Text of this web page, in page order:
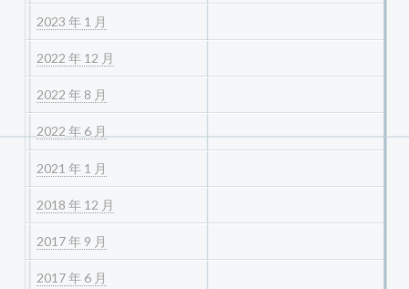
2023 年 1 月
2022 年 12 月
2022 年 8 月
2022 年 6 月
2021 年 1 月
2018 年 12 月
2017 年 9 月
2017 年 6 月